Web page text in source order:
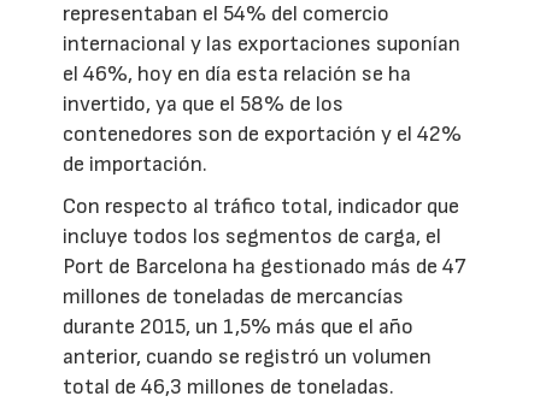
representaban el 54% del comercio
internacional y las exportaciones suponían
el 46%, hoy en día esta relación se ha
invertido, ya que el 58% de los
contenedores son de exportación y el 42%
de importación.
Con respecto al tráfico total, indicador que
incluye todos los segmentos de carga, el
Port de Barcelona ha gestionado más de 47
millones de toneladas de mercancías
durante 2015, un 1,5% más que el año
anterior, cuando se registró un volumen
total de 46,3 millones de toneladas.